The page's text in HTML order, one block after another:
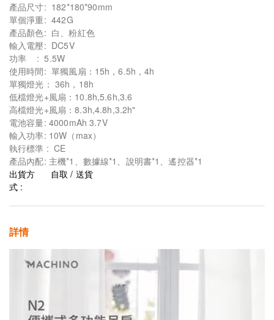
產品尺寸: 182*180*90mm
單個淨重: 442G
產品顏色: 白、粉紅色
輸入電壓: DC5V
功率 : 5.5W
使用時間: 單獨風扇：15h，6.5h，4h
單獨燈光： 36h，18h
低檔燈光+風扇：10.8h,5.6h,3.6
高檔燈光+風扇：8.3h,4.8h,3.2h"
電池容量: 4000mAh 3.7V
輸入功率: 10W（max）
執行標準 : CE
產品內配: 主機*1、數據線*1、說明書*1、遙控器*1
出貨方
式 :
自取 / 送貨
詳情